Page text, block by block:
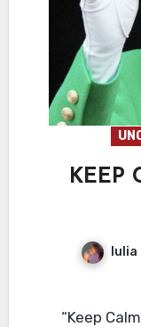
KEEP
“Keep Calm and Carry On” was a slogan